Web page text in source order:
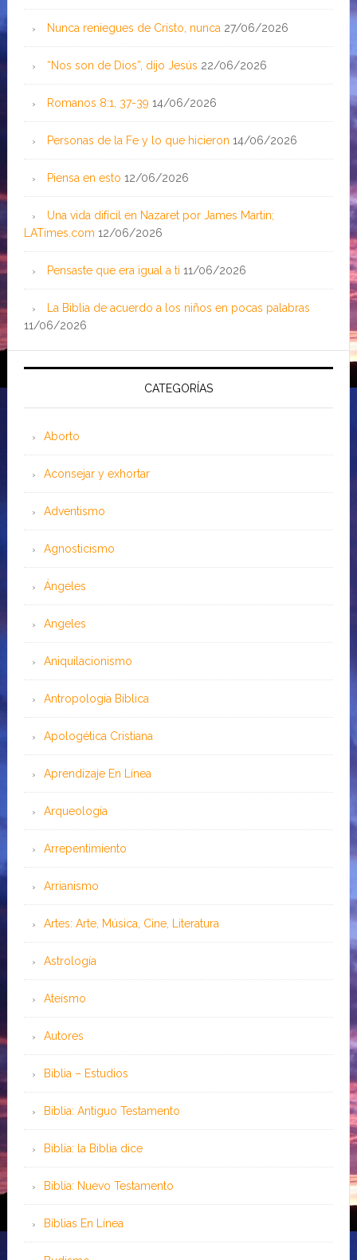
Nunca reniegues de Cristo, nunca 27/06/2026
“Nos son de Dios”, dijo Jesús 22/06/2026
Romanos 8:1, 37-39 14/06/2026
Personas de la Fe y lo que hicieron 14/06/2026
Piensa en esto 12/06/2026
Una vida difícil en Nazaret por James Martin;
LATimes.com 12/06/2026
Pensaste que era igual a ti 11/06/2026
La Biblia de acuerdo a los niños en pocas palabras
11/06/2026
CATEGORÍAS
Aborto
Aconsejar y exhortar
Adventismo
Agnosticismo
Ángeles
Angeles
Aniquilacionismo
Antropología Bíblica
Apologética Cristiana
Aprendizaje En Línea
Arqueología
Arrepentimiento
Arrianismo
Artes: Arte, Música, Cine, Literatura
Astrología
Ateísmo
Autores
Biblia – Estudios
Biblia: Antiguo Testamento
Biblia: la Biblia dice
Biblia: Nuevo Testamento
Bíblias En Línea